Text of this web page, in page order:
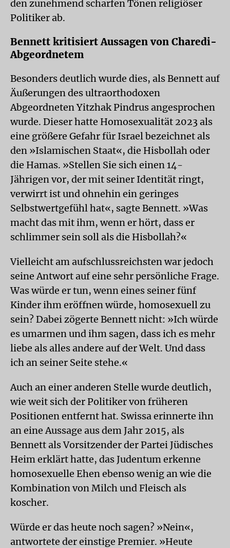
den zunehmend scharfen Tönen religiöser
Politiker ab.
Bennett kritisiert Aussagen von Charedi-
Abgeordnetem
Besonders deutlich wurde dies, als Bennett auf
Äußerungen des ultraorthodoxen
Abgeordneten Yitzhak Pindrus angesprochen
wurde. Dieser hatte Homosexualität 2023 als
eine größere Gefahr für Israel bezeichnet als
den »Islamischen Staat«, die Hisbollah oder
die Hamas. »Stellen Sie sich einen 14-
Jährigen vor, der mit seiner Identität ringt,
verwirrt ist und ohnehin ein geringes
Selbstwertgefühl hat«, sagte Bennett. »Was
macht das mit ihm, wenn er hört, dass er
schlimmer sein soll als die Hisbollah?«
Vielleicht am aufschlussreichsten war jedoch
seine Antwort auf eine sehr persönliche Frage.
Was würde er tun, wenn eines seiner fünf
Kinder ihm eröffnen würde, homosexuell zu
sein? Dabei zögerte Bennett nicht: »Ich würde
es umarmen und ihm sagen, dass ich es mehr
liebe als alles andere auf der Welt. Und dass
ich an seiner Seite stehe.«
Auch an einer anderen Stelle wurde deutlich,
wie weit sich der Politiker von früheren
Positionen entfernt hat. Swissa erinnerte ihn
an eine Aussage aus dem Jahr 2015, als
Bennett als Vorsitzender der Partei Jüdisches
Heim erklärt hatte, das Judentum erkenne
homosexuelle Ehen ebenso wenig an wie die
Kombination von Milch und Fleisch als
koscher.
Würde er das heute noch sagen? »Nein«,
antwortete der einstige Premier. »Heute